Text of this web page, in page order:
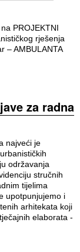
PROJEKTNI
rješenja
– AMBULANTA
za radna
najveći je
održavanja
stručnih
tijelima
upotpunjujemo i
arhitekata koji
elaborata -